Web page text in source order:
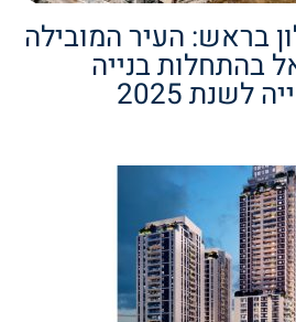
בראש: העיר המובילה
בהתחלות בנייה
לשנת 2025